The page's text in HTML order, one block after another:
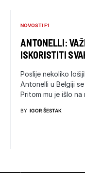
NOVOSTI F1
ANTONELLI:
ISKORISTITI
Poslije nekoliko
Antonelli u Belgiji
Pritom mu je išlo
BY IGOR ŠESTAK